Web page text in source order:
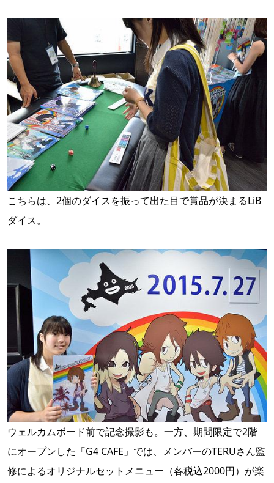
こちらは、2個のダイスを振って出た目で賞品が決まるLiB
ダイス。
ウェルカムボード前で記念撮影も。一方、期間限定で2階
にオープンした「G4 CAFE」では、メンバーのTERUさん監
修によるオリジナルセットメニュー（各税込2000円）が楽